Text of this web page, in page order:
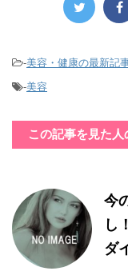
-美容・健康の最新記
-美容
この記事を見た
今
し
ダ